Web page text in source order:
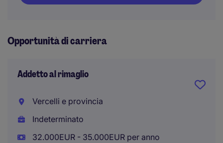
Opportunità di carriera
Addetto al rimaglio
Vercelli e provincia
Indeterminato
32.000EUR - 35.000EUR per anno